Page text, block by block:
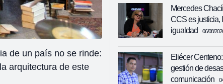
A 459 años de la capital, la
letras de dos caraqueñas:
Mercedes
CCS es justicia,
igualdad
06/08/
Eliécer
gestión de
comunicación